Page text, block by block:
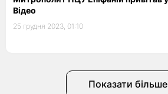
Відео
25 грудня 2023, 01:10
Показати